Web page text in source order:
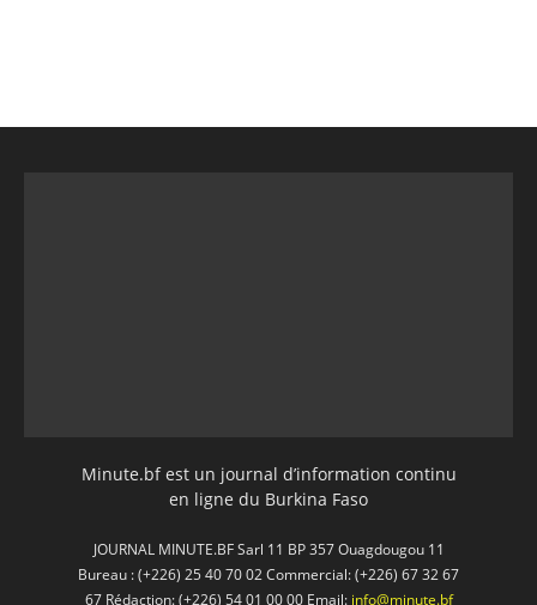
Minute.bf est un journal d’information continu
en ligne du Burkina Faso
JOURNAL MINUTE.BF Sarl 11 BP 357 Ouagdougou 11
Bureau : (+226) 25 40 70 02 Commercial: (+226) 67 32 67
67 Rédaction: (+226) 54 01 00 00 Email: info@minute.bf